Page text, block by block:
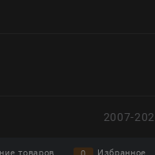
2007-